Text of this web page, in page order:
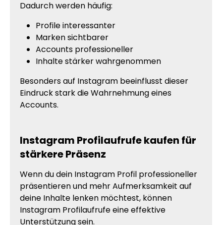
Dadurch werden häufig:
Profile interessanter
Marken sichtbarer
Accounts professioneller
Inhalte stärker wahrgenommen
Besonders auf Instagram beeinflusst dieser
Eindruck stark die Wahrnehmung eines
Accounts.
Instagram Profilaufrufe kaufen für
stärkere Präsenz
Wenn du dein Instagram Profil professioneller
präsentieren und mehr Aufmerksamkeit auf
deine Inhalte lenken möchtest, können
Instagram Profilaufrufe eine effektive
Unterstützung sein.